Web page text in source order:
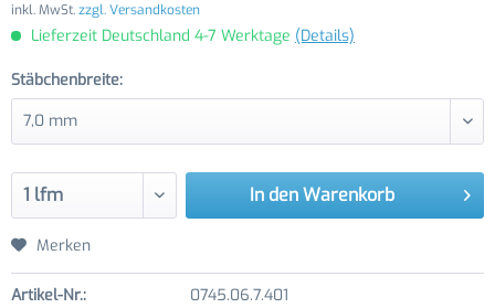
inkl. MwSt.zzgl. Versandkosten
Lieferzeit Deutschland 4-7 Werktage (Details)
Stäbchenbreite:
In den Warenkorb
Merken
Artikel-Nr.: 0745.06.7.401